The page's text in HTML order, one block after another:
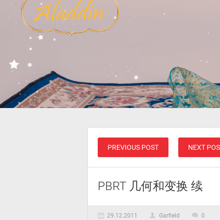
PREVIOUS POST NEXT
PBRT 几何和变换 续
29.12.2011 Garfield 0